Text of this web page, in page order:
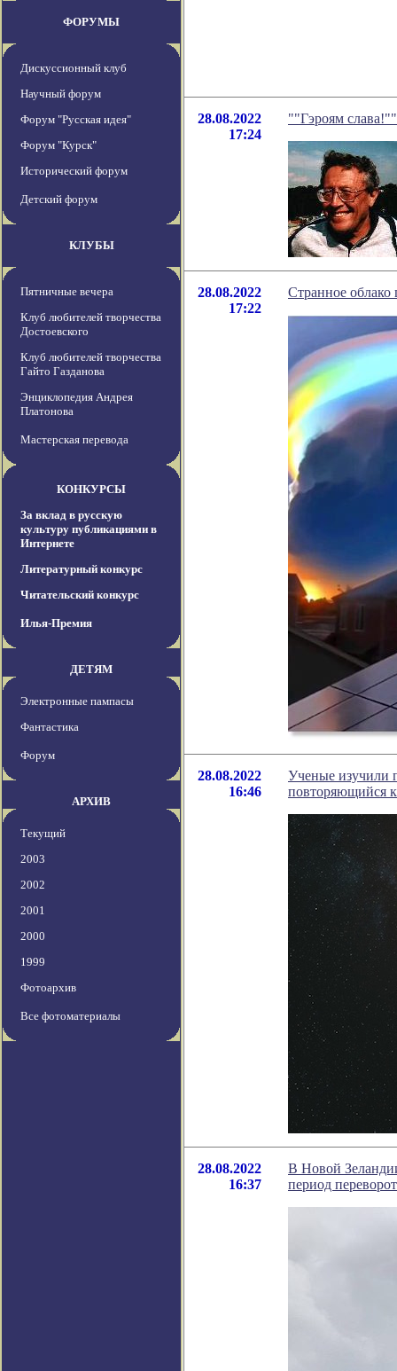
ФОРУМЫ
Дискуссионный клуб
Научный форум
Форум "Русская идея"
Форум "Курск"
Исторический форум
Детский форум
КЛУБЫ
Пятничные вечера
Клуб любителей творчества
Достоевского
Клуб любителей творчества
Гайто Газданова
Энциклопедия Андрея
Платонова
Мастерская перевода
КОНКУРСЫ
За вклад в русскую
культуру публикациями в
Интернете
Литературный конкурс
Читательский конкурс
Илья-Премия
ДЕТЯМ
Электронные пампасы
Фантастика
Форум
АРХИВ
Текущий
2003
2002
2001
2000
1999
Фотоархив
Все фотоматериалы
28.08.2022
17:24
""Гэроям
28.08.2022
17:22
Странное облако
28.08.2022
16:46
Ученые изучили
повторяющийся
28.08.2022
16:37
В Новой
период